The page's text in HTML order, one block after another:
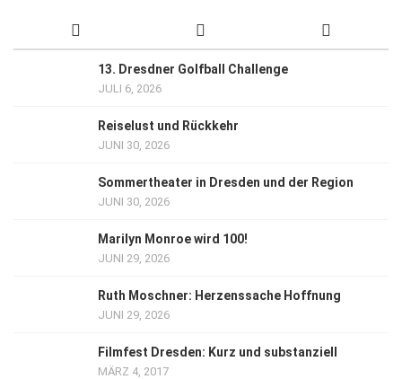
13. Dresdner Golfball Challenge
JULI 6, 2026
Reiselust und Rückkehr
JUNI 30, 2026
Sommertheater in Dresden und der Region
JUNI 30, 2026
Marilyn Monroe wird 100!
JUNI 29, 2026
Ruth Moschner: Herzenssache Hoffnung
JUNI 29, 2026
Filmfest Dresden: Kurz und substanziell
MÄRZ 4, 2017